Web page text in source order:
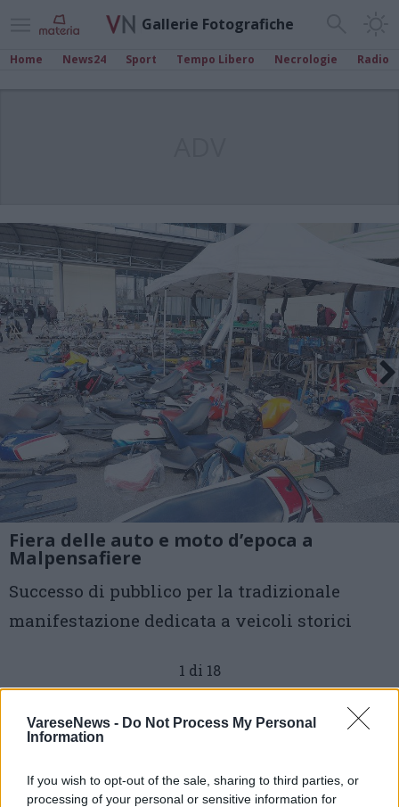
VareseNews - Do Not Process My Personal
Information
If you wish to opt-out of the sale, sharing to third parties, or
processing of your personal or sensitive information for
Gallerie Fotografiche
Home News24 Sport Tempo Libero Necrologie Radio
Fiera delle auto e moto d’epoca a
Malpensafiere
Successo di pubblico per la tradizionale
manifestazione dedicata a veicoli storici
1 di 18
Busto Arsizio